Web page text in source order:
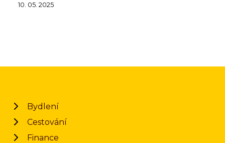
10. 05. 2025
Bydlení
Cestování
Finance